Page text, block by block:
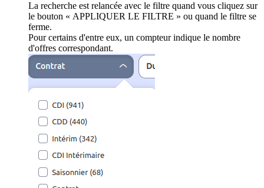
La recherche est relancée avec le filtre quand vous cliquez sur
le bouton « APPLIQUER LE FILTRE » ou quand le filtre se
ferme.
Pour certains d'entre eux, un compteur indique le nombre
d'offres correspondant.